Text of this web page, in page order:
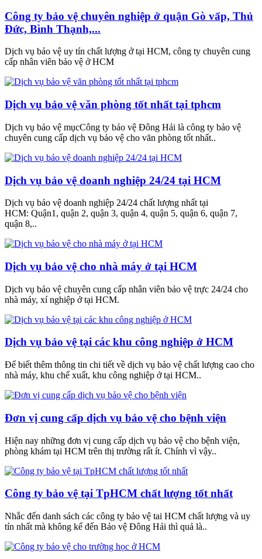
Công ty bảo vệ chuyên nghiệp ở quận Gò vấp, Thủ
Đức, Bình Thạnh,...
Dịch vụ bảo vệ uy tín chất lượng ở tại HCM, công ty chuyên cung
cấp nhân viên bảo vệ ở HCM
Dịch vụ bảo vệ văn phòng tốt nhất tại tphcm
Dịch vụ bảo vệ mụcCông ty bảo vệ Đông Hải là công ty bảo vệ
chuyên cung cấp dịch vụ bảo vệ cho văn phòng tốt nhất..
Dịch vụ bảo vệ doanh nghiệp 24/24 tại HCM
Dịch vụ bảo vệ doanh nghiệp 24/24 chất lượng nhất tại
HCM: Quận1, quận 2, quận 3, quận 4, quận 5, quận 6, quận 7,
quận 8,..
Dịch vụ bảo vệ cho nhà máy ở tại HCM
Dịch vụ bảo vệ chuyên cung cấp nhân viên bảo vệ trực 24/24 cho
nhà máy, xí nghiệp ở tại HCM.
Dịch vụ bảo vệ tại các khu công nghiệp ở HCM
Để biết thêm thông tin chi tiết về dịch vụ bảo vệ chất lượng cao cho
nhà máy, khu chế xuất, khu công nghiệp ở tại HCM..
Đơn vị cung cấp dịch vụ bảo vệ cho bệnh viện
Hiện nay những đơn vị cung cấp dịch vụ bảo vệ cho bệnh viện,
phòng khám tại HCM trên thị trường rất ít. Chính vì vậy..
Công ty bảo vệ tại TpHCM chất lượng tốt nhất
Nhắc đến danh sách các công ty bảo vệ tai HCM chất lượng và uy
tín nhất mà không kể đến Bảo vệ Đông Hải thì quả là..